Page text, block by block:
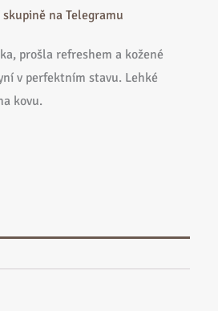
na Telegramu
prošla refreshem a kožené
v perfektním stavu. Lehké
kovu.